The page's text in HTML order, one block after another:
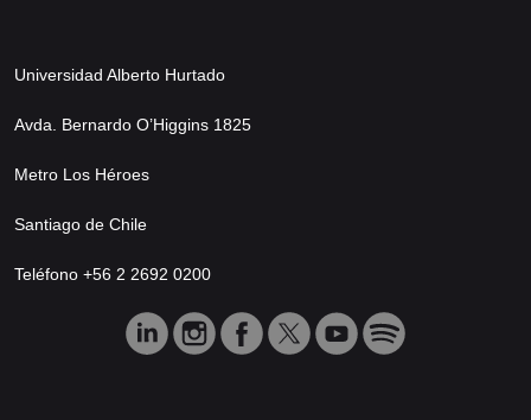
Universidad Alberto Hurtado
Avda. Bernardo O’Higgins 1825
Metro Los Héroes
Santiago de Chile
Teléfono +56 2 2692 0200